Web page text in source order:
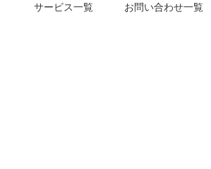
サービス一覧 お問い合わせ一覧